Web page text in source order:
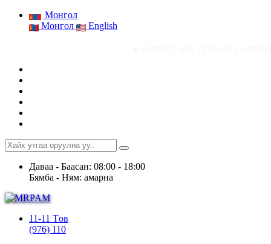
Монгол
Монгол
English
Даваа - Баасан: 08:00 - 18:00
Бямба - Ням: амарна
11-11 Төв
(976) 110